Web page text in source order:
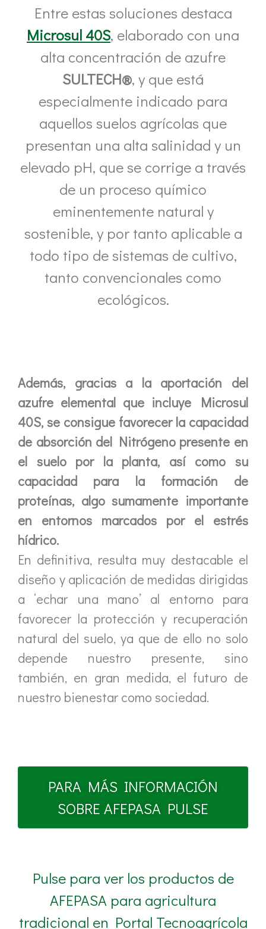
Entre estas soluciones destaca
Microsul 40S, elaborado con una
alta concentración de azufre
SULTECH®, y que está
especialmente indicado para
aquellos suelos agrícolas que
presentan una alta salinidad y un
elevado pH, que se corrige a través
de un proceso químico
eminentemente natural y
sostenible, y por tanto aplicable a
todo tipo de sistemas de cultivo,
tanto convencionales como
ecológicos.
Además, gracias a la aportación del
azufre elemental que incluye Microsul
40S, se consigue favorecer la capacidad
de absorción del Nitrógeno presente en
el suelo por la planta, así como su
capacidad para la formación de
proteínas, algo sumamente importante
en entornos marcados por el estrés
hídrico.
En definitiva, resulta muy destacable el
diseño y aplicación de medidas dirigidas
a ‘echar una mano’ al entorno para
favorecer la protección y recuperación
natural del suelo, ya que de ello no solo
depende nuestro presente, sino
también, en gran medida, el futuro de
nuestro bienestar como sociedad.
PARA MÁS INFORMACIÓN
SOBRE AFEPASA PULSE
Pulse para ver los productos de
AFEPASA para agricultura
tradicional en Portal Tecnoagrícola